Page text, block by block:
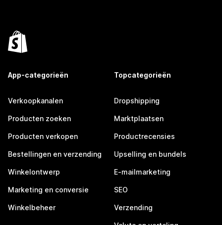
App-categorieën
Verkoopkanalen
Producten zoeken
Producten verkopen
Bestellingen en verzending
Winkelontwerp
Marketing en conversie
Winkelbeheer
Topcategorieën
Dropshipping
Marktplaatsen
Productrecensies
Upselling en bundels
E-mailmarketing
SEO
Verzending